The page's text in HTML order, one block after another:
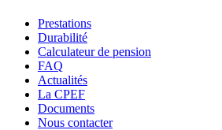
Prestations
Durabilité
Calculateur de pension
FAQ
Actualités
La CPEF
Documents
Nous contacter